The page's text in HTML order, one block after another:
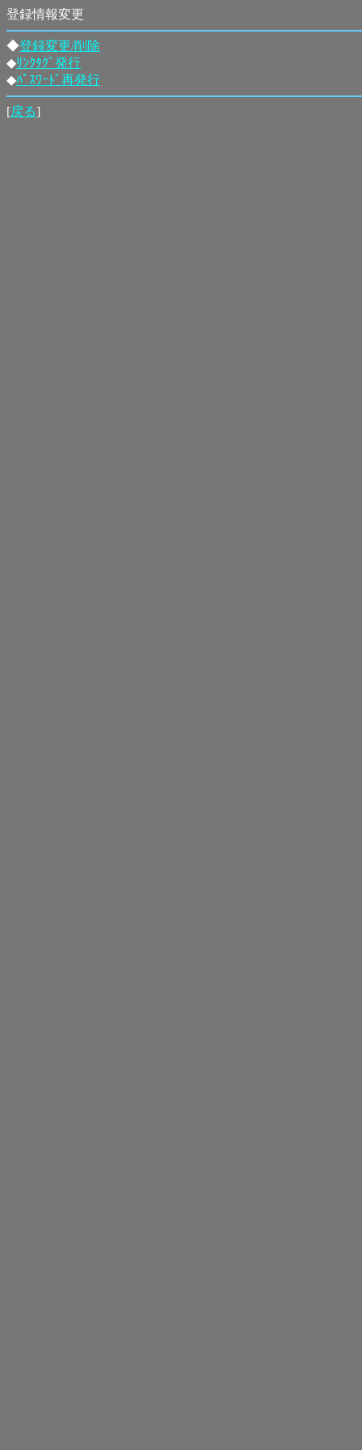
登録情報変更
◆登録変更/削除
◆ﾘﾝｸﾀｸﾞ発行
◆ﾊﾟｽﾜｰﾄﾞ再発行
[戻る]